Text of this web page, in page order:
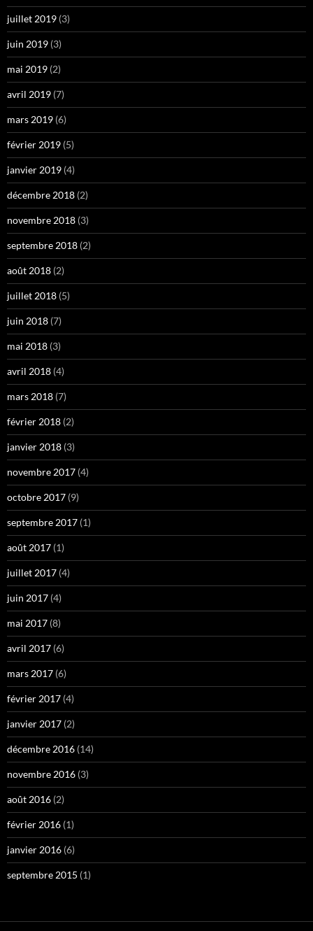
juillet 2019 (3)
juin 2019 (3)
mai 2019 (2)
avril 2019 (7)
mars 2019 (6)
février 2019 (5)
janvier 2019 (4)
décembre 2018 (2)
novembre 2018 (3)
septembre 2018 (2)
août 2018 (2)
juillet 2018 (5)
juin 2018 (7)
mai 2018 (3)
avril 2018 (4)
mars 2018 (7)
février 2018 (2)
janvier 2018 (3)
novembre 2017 (4)
octobre 2017 (9)
septembre 2017 (1)
août 2017 (1)
juillet 2017 (4)
juin 2017 (4)
mai 2017 (8)
avril 2017 (6)
mars 2017 (6)
février 2017 (4)
janvier 2017 (2)
décembre 2016 (14)
novembre 2016 (3)
août 2016 (2)
février 2016 (1)
janvier 2016 (6)
septembre 2015 (1)